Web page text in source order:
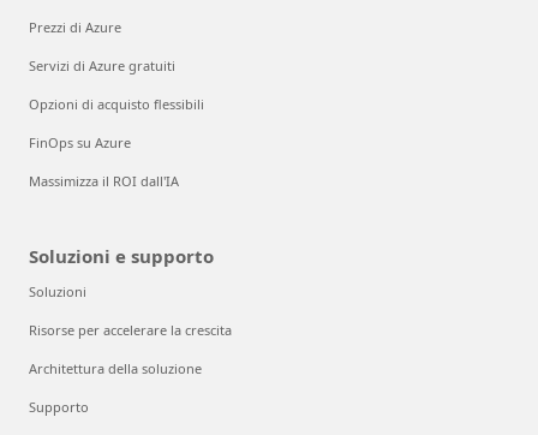
Prezzi di Azure
Servizi di Azure gratuiti
Opzioni di acquisto flessibili
FinOps su Azure
Massimizza il ROI dall'IA
Soluzioni e supporto
Soluzioni
Risorse per accelerare la crescita
Architettura della soluzione
Supporto